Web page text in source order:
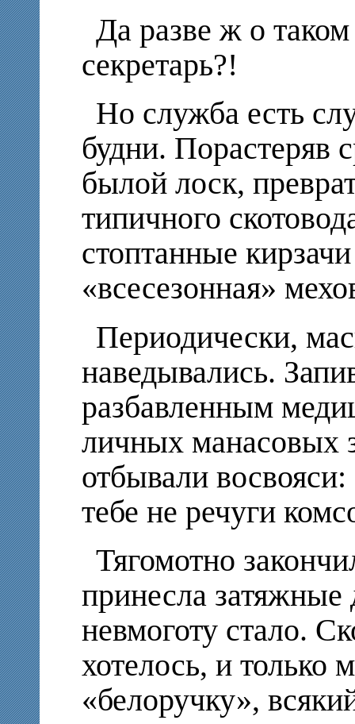
Да разве ж о
секретарь?!
Но служба есть
будни. Порастеряв
былой лоск,
типичного
стоптанные
«всесезонная»
Периодически,
наведывались.
разбавленным
личных манасовых
отбывали
тебе не речуги
Тягомотно
принесла
невмоготу стало.
хотелось, и только
«белоручку»,